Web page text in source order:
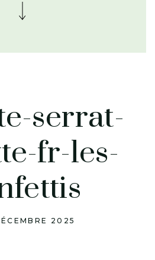
serrat-
fr-les-
2025